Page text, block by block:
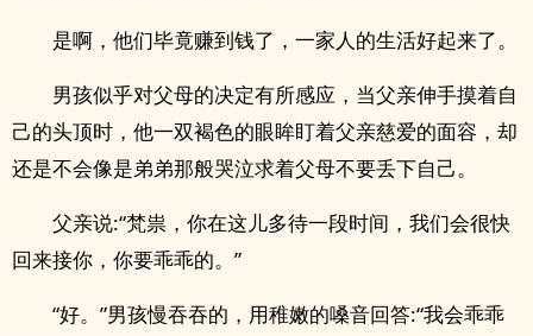
是啊，他们毕竟赚到钱了，一家人的生活好起来了。
男孩似乎对父母的决定有所感应，当父亲伸手摸着自
己的头顶时，他一双褐色的眼眸盯着父亲慈爱的面容，却
还是不会像是弟弟那般哭泣求着父母不要丢下自己。
父亲说:“梵祟，你在这儿多待一段时间，我们会很快
回来接你，你要乖乖的。”
“好。”男孩慢吞吞的，用稚嫩的嗓音回答:“我会乖乖